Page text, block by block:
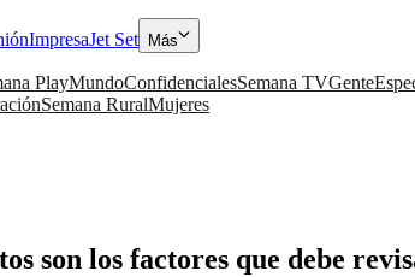
ImpresaJet Set Más
PlayMundoConfidencialesSemana TVGente
Semana RuralMujeres
son los factores que debe